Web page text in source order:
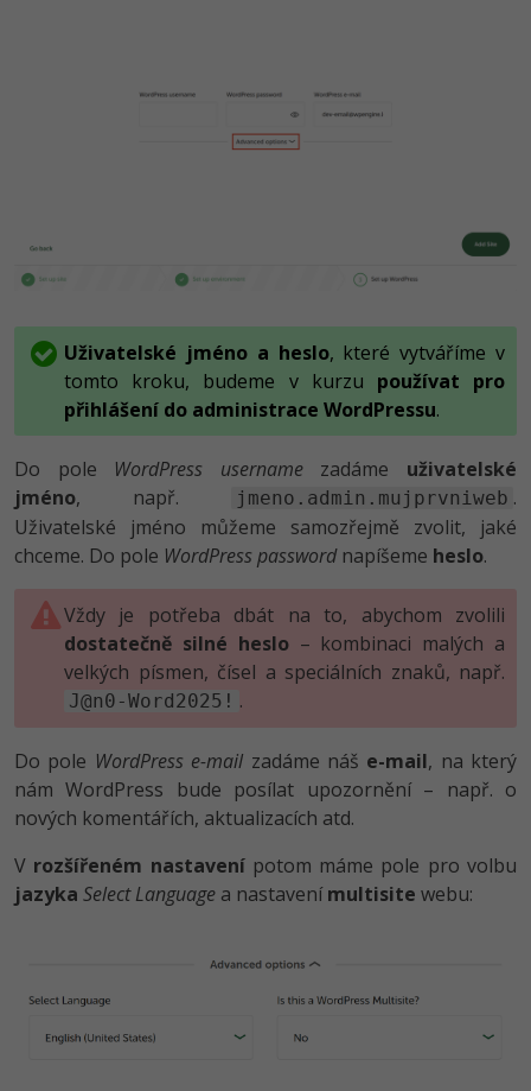
Uživatelské jméno a heslo, které vytváříme v
tomto kroku, budeme v kurzu používat pro
přihlášení do administrace WordPressu.
Do pole WordPress usernamezadáme uživatelské
jméno, např. jmeno.admin.mujprvniweb .
Uživatelské jméno můžeme samozřejmě zvolit, jaké
chceme. Do pole WordPress passwordnapíšeme heslo.
Vždy je potřeba dbát na to, abychom zvolili
dostatečně silné heslo– kombinaci malých a
velkých písmen, čísel a speciálních znaků, např.
J@n0-Word2025! .
Do pole WordPress e-mail zadáme náš e-mail, na který
nám WordPress bude posílat upozornění – např. o
nových komentářích, aktualizacích atd.
V rozšířeném nastavenípotom máme pole pro volbu
jazyka Select Language a nastavenímultisite webu: